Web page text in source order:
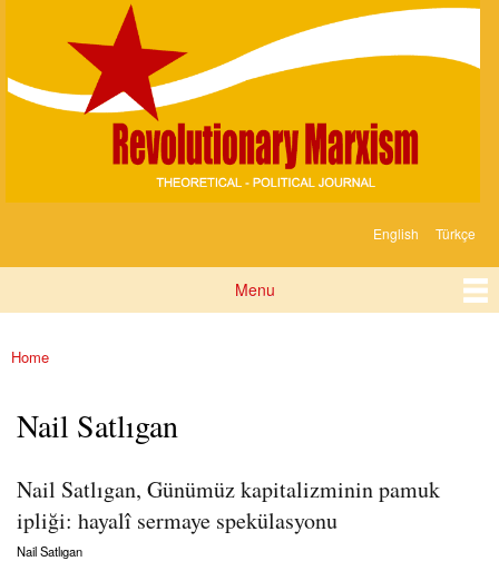
content
Marksizm
English Türkçe
Menu
You are here
Home
Nail Satlıgan
Nail Satlıgan, Günümüz kapitalizminin pamuk
ipliği: hayalî sermaye spekülasyonu
Nail Satlıgan